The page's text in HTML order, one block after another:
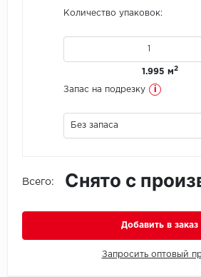
Количество упаковок:
1.995 м 2
Запас на подрезку i
Без запаса
Всего: Снято с
Добавить в заказ
Запросить оптовый